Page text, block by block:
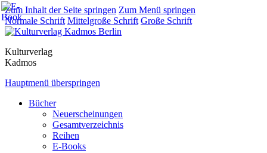
Zum Inhalt der Seite springen Zum Menü springen
Normale Schrift Mittelgroße Schrift Große Schrift
Kulturverlag
Kadmos
Hauptmenü überspringen
Bücher
Neuerscheinungen
Gesamtverzeichnis
Reihen
E-Books